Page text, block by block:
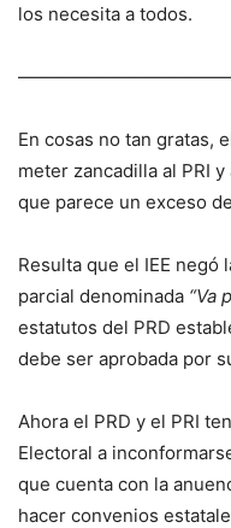
los necesita a todos.
En cosas no tan gratas,
meter zancadilla al PRI
que parece un exceso
Resulta que el IEE negó
parcial denominada “Va
estatutos del PRD
debe ser aprobada por
Ahora el PRD y el PRI
Electoral a
que cuenta con la
hacer convenios